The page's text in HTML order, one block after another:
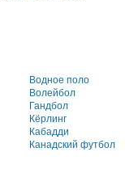
Водное поло
Волейбол
Гандбол
Кёрлинг
Кабадди
Канадский футбол